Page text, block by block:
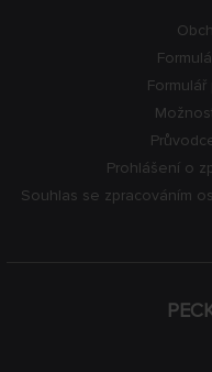
Prohlášení o
Souhlas se zpracováním